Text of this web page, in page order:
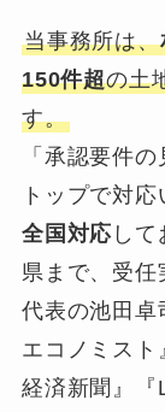
当事務所は、
150件超の土
す。
「承認要件
トップで対応
全国対応 し
県まで、受任
代表の池田卓
エコノミスト
経済新聞』『